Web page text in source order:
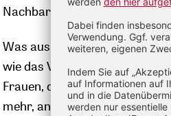
Nachbarn informieren.
Was aus gegenwärtiger Sicht
wie das Verhältnis von Staat
Frauen, das Recht auf
mehr, andererseits aber auch